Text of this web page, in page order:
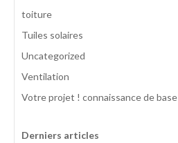
toiture
Tuiles solaires
Uncategorized
Ventilation
Votre projet ! connaissance de base
Derniers articles